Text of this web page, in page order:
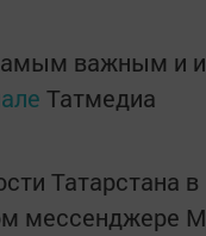
важным и
Татмедиа
Татарстана в
мессенджере